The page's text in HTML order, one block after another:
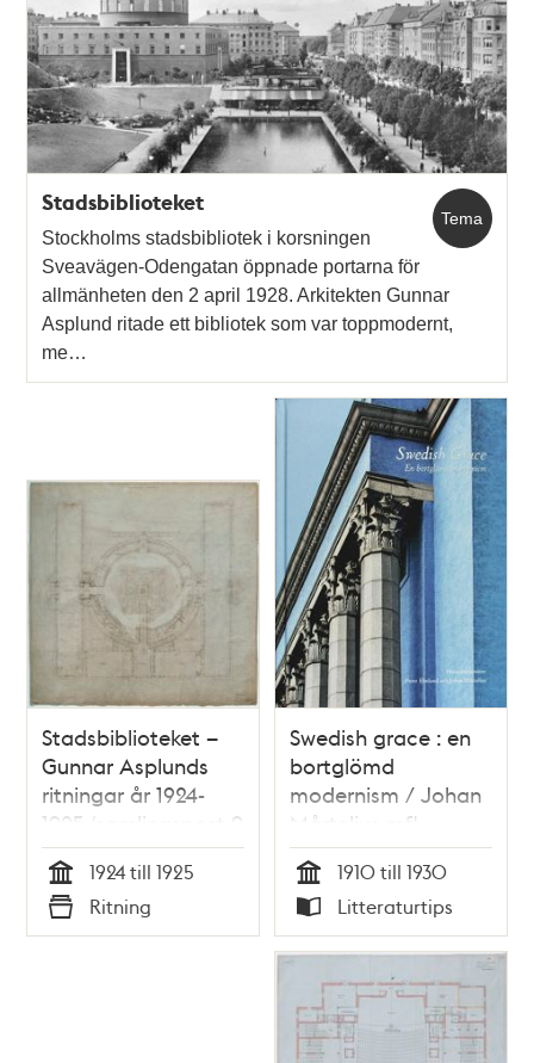
Tema
Stadsbiblioteket
Stockholms stadsbibliotek i korsningen
Sveavägen-Odengatan öppnade portarna för
allmänheten den 2 april 1928. Arkitekten Gunnar
Asplund ritade ett bibliotek som var toppmodernt,
me…
Stadsbiblioteket –
Gunnar Asplunds
ritningar år 1924-
1925 (samlingspost 9
ritningar)
Tid
1924 till 1925
Typ
Ritning
Swedish grace : en
bortglömd
modernism / Johan
Mårtelius mfl.
Tid
1910 till 1930
Typ
Litteraturtips